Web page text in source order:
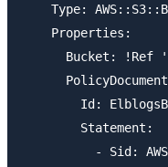
Type:
    Properties:
Bucket: !Ref
Id:
        Statement:
- Sid: